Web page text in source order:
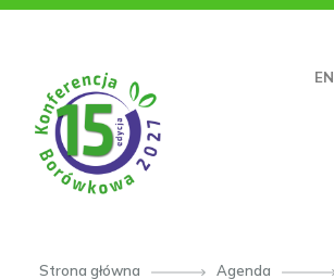
EN
Strona główna
Agenda